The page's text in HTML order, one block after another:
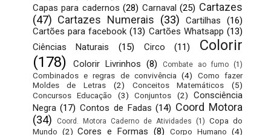
Capas para cadernos (28) Carnaval (25) Cartazes
(47) Cartazes Numerais (33) Cartilhas
(16)
Cartões para facebook (13) Cartões Whatsapp (13)
Ciências Naturais
(15) Circo (11)
Colorir
(178)
Colorir Livrinhos (8) Combate ao fumo (1)
Combinados e regras de convivência (4)
Como fazer
Moldes de Letras
(2) Conceitos Matemáticos
(5)
Concursos Educação
(3) Conjuntos (2)
Consciência
Negra (17) Contos de Fadas (14) Coord Motora
(34)
Coord. Motora Caderno de Atividades (1) Copa do
Mundo (2) Cores e Formas (8) Corpo Humano (4)